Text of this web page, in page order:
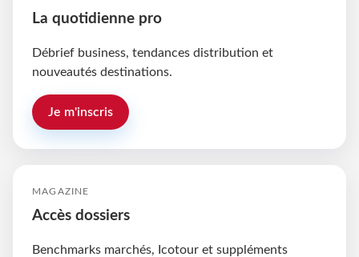
La quotidienne pro
Débrief business, tendances distribution et
nouveautés destinations.
Je m'inscris
MAGAZINE
Accès dossiers
Benchmarks marchés, Icotour et suppléments